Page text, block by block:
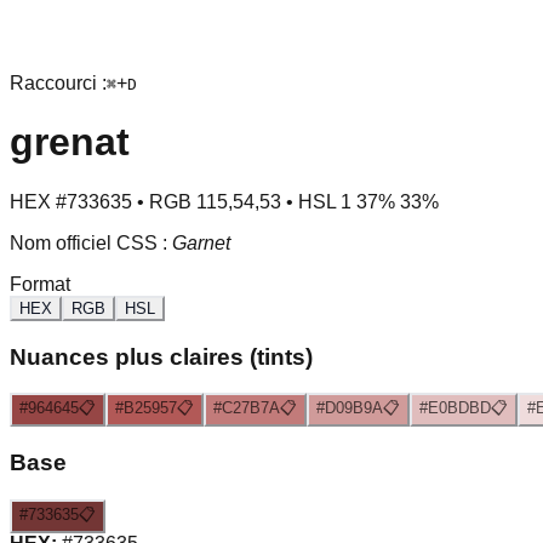
Raccourci :⌘+D
grenat
HEX #733635 • RGB 115,54,53 • HSL 1 37% 33%
Nom officiel CSS : Garnet
Format
HEX RGB HSL
Nuances plus claires (tints)
#964645📋 #B25957📋 #C27B7A📋 #D09B9A📋 #E0BDBD📋
Base
#733635📋